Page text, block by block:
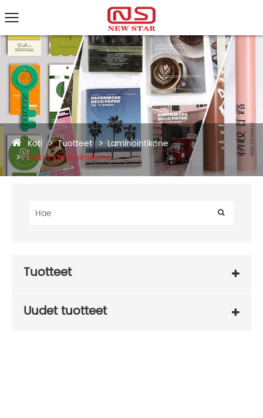
Koti Tuotteet
Laminointikone
Huilun laminointikone
Tuotteet
Uudet tuotteet